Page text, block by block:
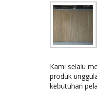
Kami selalu
produk
kebutuhan